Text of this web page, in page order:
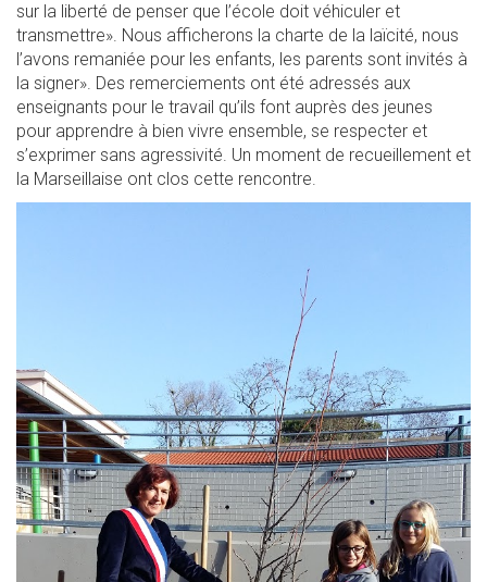
sur la liberté de penser que l’école doit véhiculer et
transmettre». Nous afficherons la charte de la laïcité, nous
l’avons remaniée pour les enfants, les parents sont invités à
la signer». Des remerciements ont été adressés aux
enseignants pour le travail qu’ils font auprès des jeunes
pour apprendre à bien vivre ensemble, se respecter et
s’exprimer sans agressivité. Un moment de recueillement et
la Marseillaise ont clos cette rencontre.